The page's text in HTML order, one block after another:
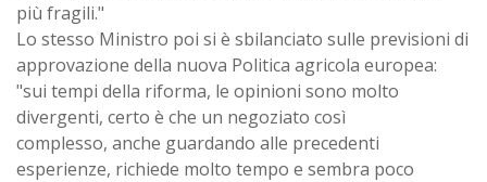
più fragili."
Lo stesso Ministro poi si è sbilanciato sulle previsioni di
approvazione della nuova Politica agricola europea:
"sui tempi della riforma, le opinioni sono molto
divergenti, certo è che un negoziato così
complesso, anche guardando alle precedenti
esperienze, richiede molto tempo e sembra poco